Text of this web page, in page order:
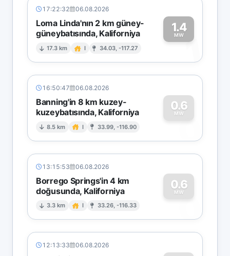
17:22:32 06.08.2026
Loma Linda'nın 2 km güney-
güneybatısında, Kaliforniya
17.3 km I 34.03, -117.27
1.4
MW1
16:50:47 06.08.2026
Banning'in 8 km kuzey-
kuzeybatısında, Kaliforniya
8.5 km I 33.99, -116.90
0.6
MW
0
13:15:53 06.08.2026
Borrego Springs'in 4 km
doğusunda, Kaliforniya
3.3 km I 33.26, -116.33
0.6
MW
0
12:13:33 06.08.2026